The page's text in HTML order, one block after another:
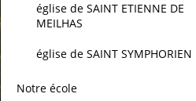
église de SAINT ETIENNE DE
MEILHAS
église de SAINT SYMPHORIEN
Notre école